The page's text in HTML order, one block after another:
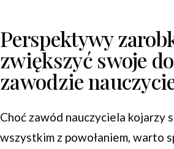
Perspektywy
zwiększyć swoje
zawodzie
Choć zawód nauczyciela kojarzy
wszystkim z powołaniem, warto